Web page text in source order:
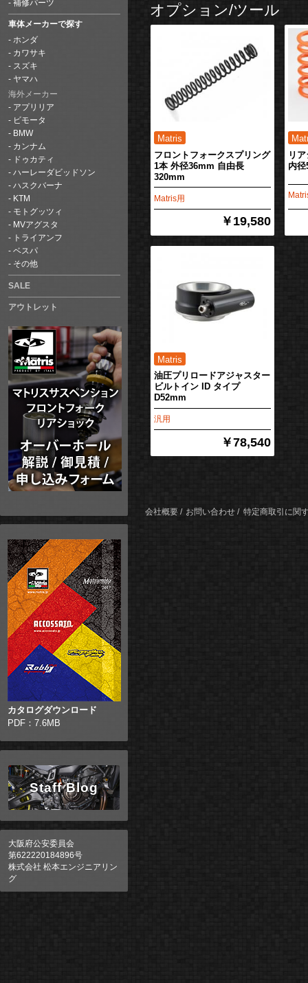
補修パーツ
車体メーカーで探す
ホンダ
カワサキ
スズキ
ヤマハ
海外メーカー
アプリリア
ビモータ
BMW
カンナム
ドゥカティ
ハーレーダビッドソン
ハスクバーナ
KTM
モトグッツィ
MVアグスタ
トライアンフ
ベスパ
その他
SALE
アウトレット
カタログダウンロード
PDF：7.6MB
Staff Blog
大阪府公安委員会
第622220184896号
株式会社 松本エンジニアリン
グ
オプション/ツール
フロントフォークスプリング
1本 外径36mm 自由長
320mm
Matris用
￥19,580
リ
内
油圧プリロードアジャスター
ビルトイン ID タイプ
D52mm
汎用
￥78,540
会社概要 お問い合わせ 特定商取引に関